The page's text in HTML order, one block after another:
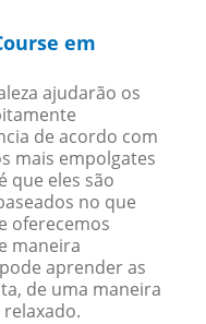
em
ajudarão os
de acordo com
mais empolgates
que eles são
no que
oferecemos
maneira
aprender as
de uma maneira